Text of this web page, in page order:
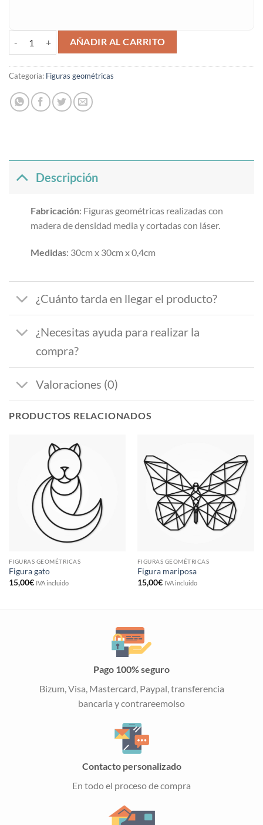
Figura elefante cantidadAÑADIR AL CARRITO
Categoría: Figuras geométricas
Descripción
Fabricación: Figuras geométricas realizadas con
madera de densidad media y cortadas con láser.
Medidas: 30cm x 30cm x 0,4cm
¿Cuánto tarda en llegar el producto?
¿Necesitas ayuda para realizar la
compra?
Valoraciones (0)
PRODUCTOS RELACIONADOS
FIGURAS GEOMÉTRICAS
Figura gato
15,00€ IVA incluido
FIGURAS GEOMÉTRICAS
Figura mariposa
15,00€ IVA incluido
Pago 100% seguro
Bizum, Visa, Mastercard, Paypal, transferencia
bancaria y contrareemolso
Contacto personalizado
En todo el proceso de compra